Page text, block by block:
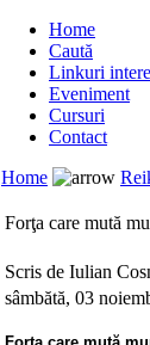
Home
Caută
Linkuri
Eveniment
Cursuri
Contact
Home
Forţa care mută
Scris de Iulian
sâmbătă, 03